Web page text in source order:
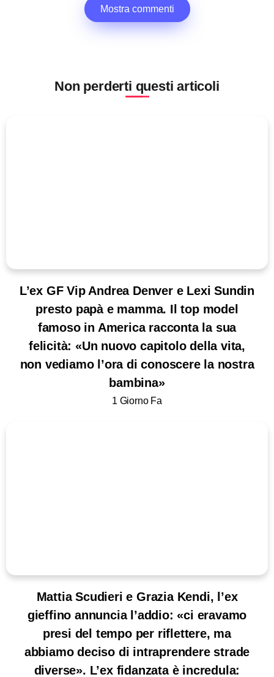
Mostra commenti
Non perderti questi articoli
L’ex GF Vip Andrea Denver e Lexi Sundin
presto papà e mamma. Il top model
famoso in America racconta la sua
felicità: «Un nuovo capitolo della vita,
non vediamo l’ora di conoscere la nostra
bambina»
1 Giorno Fa
Mattia Scudieri e Grazia Kendi, l’ex
gieffino annuncia l’addio: «ci eravamo
presi del tempo per riflettere, ma
abbiamo deciso di intraprendere strade
diverse». L’ex fidanzata è incredula: